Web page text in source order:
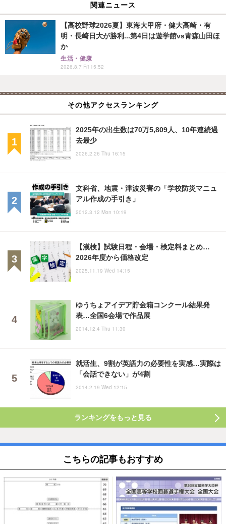
関連ニュース
【高校野球2026夏】東海大甲府・健大高崎・有
明・長崎日大が勝利...第4日は遊学館vs青森山田ほ
か
生活・健康
2026.8.7 Fri 15:52
その他アクセスランキング
2025年の出生数は70万5,809人、10年連続過
去最少
2026.2.26 Thu 16:15
文科省、地震・津波災害の「学校防災マニュ
アル作成の手引き」
2012.3.12 Mon 10:19
【漢検】試験日程・会場・検定料まとめ…
2026年度から価格改定
2025.11.19 Wed 14:15
ゆうちょアイデア貯金箱コンクール結果発
表…全国6会場で作品展
2014.12.4 Thu 11:30
就活生、9割が英語力の必要性を実感…実際は
「会話できない」が4割
2014.2.19 Wed 12:15
ランキングをもっと見る
こちらの記事もおすすめ